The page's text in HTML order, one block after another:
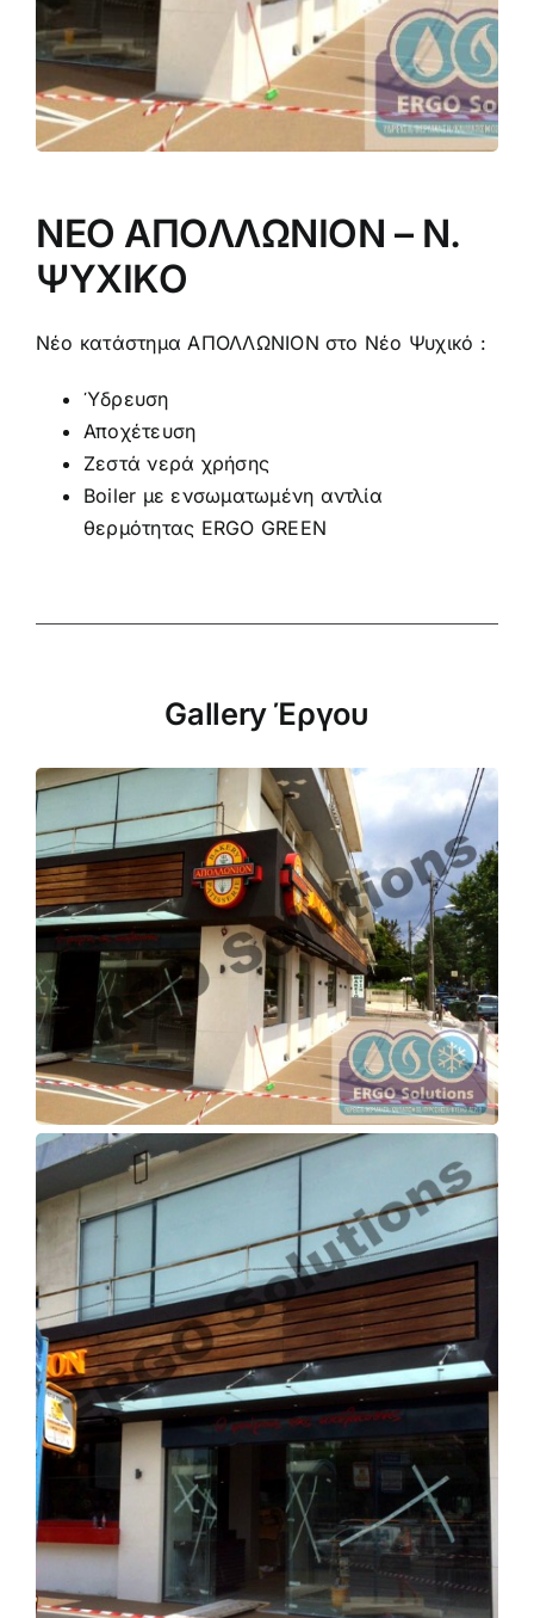
ΝΕΟ ΑΠΟΛΛΩΝΙΟΝ – Ν.
ΨΥΧΙΚΟ
Νέο κατάστημα ΑΠΟΛΛΩΝΙΟΝ στο Νέο Ψυχικό :
Ύδρευση
Αποχέτευση
Ζεστά νερά χρήσης
Boiler με ενσωματωμένη αντλία
θερμότητας ERGO GREEN
Gallery Έργου